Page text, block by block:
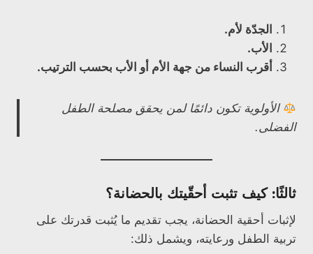
الجدّة لأم.
الأب.
أقرب النساء من جهة الأم أو الأب بحسب الترتيب.
الأولوية تكون دائمًا لمن يحقق مصلحة الطفل
الفضلى.
ثالثًا: كيف تثبت أحقّيتك بالحضانة؟
لإثبات أحقية الحضانة، يجب تقديم ما يُثبت قدرتك على
تربية الطفل ورعايته، ويشمل ذلك: